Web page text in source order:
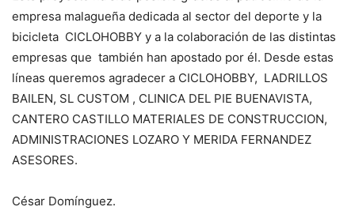
empresa malagueña dedicada al sector del deporte y la
bicicleta CICLOHOBBY y a la colaboración de las distintas
empresas que también han apostado por él. Desde estas
líneas queremos agradecer a CICLOHOBBY, LADRILLOS
BAILEN, SL CUSTOM , CLINICA DEL PIE BUENAVISTA,
CANTERO CASTILLO MATERIALES DE CONSTRUCCION,
ADMINISTRACIONES LOZARO Y MERIDA FERNANDEZ
ASESORES.
César Domínguez.